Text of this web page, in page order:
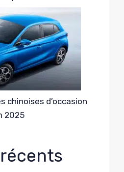
chinoises d’occasion
2025